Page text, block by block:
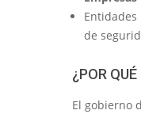
de
¿POR
El gobierno